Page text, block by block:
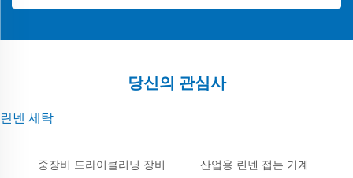
당신의 관심사
린넨 세탁
중장비 드라이클리닝 장비 산업용 린넨 접는 기계